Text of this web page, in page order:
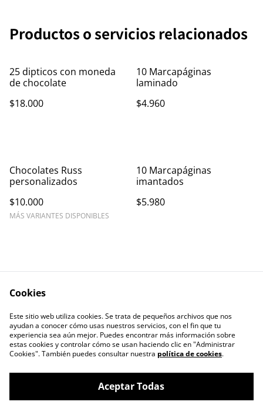
Productos o servicios relacionados
25 dipticos con moneda
de chocolate
$18.000
10 Marcapáginas
laminado
$4.960
Chocolates Russ
personalizados
$10.000
MÁS VARIANTES DISPONIBLES
10 Marcapáginas
imantados
$5.980
Contáctanos
©2026
CAJITA LLENA, EMPAQUES PARA TÚ
Cookies
Este sitio web utiliza cookies. Se trata de pequeños archivos que nos
ayudan a conocer cómo usas nuestros servicios, con el fin que tu
experiencia sea aún mejor. Puedes encontrar más información sobre
estas cookies y controlar cómo se usan haciendo clic en "Administrar
Cookies". También puedes consultar nuestra política de cookies.
Aceptar Todas